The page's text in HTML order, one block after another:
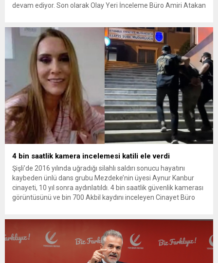
devam ediyor. Son olarak Olay Yeri İnceleme Büro Amiri Atakan
bulunan Dorukhan Büyükışık’a ilişkin yeniden açılan
soruşturmada tutuklamalar genişliyor. Son olarak dönemin...
4 bin saatlik kamera incelemesi katili ele verdi
Şişli’de 2016 yılında uğradığı silahlı saldırı sonucu hayatını
kaybeden ünlü dans grubu Mezdeke’nin üyesi Aynur Kanbur
cinayeti, 10 yıl sonra aydınlatıldı. 4 bin saatlik güvenlik kamerası
görüntüsünü ve bin 700 Akbil kaydını inceleyen Cinayet Büro